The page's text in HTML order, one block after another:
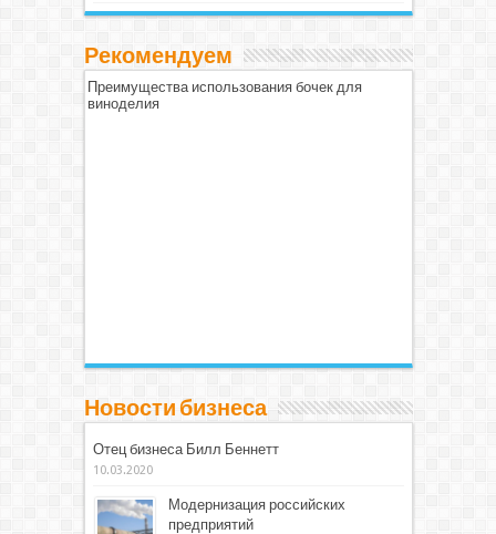
Рекомендуем
Преимущества использования бочек для
виноделия
Новости бизнеса
Отец бизнеса Билл Беннетт
10.03.2020
Модернизация российских
предприятий